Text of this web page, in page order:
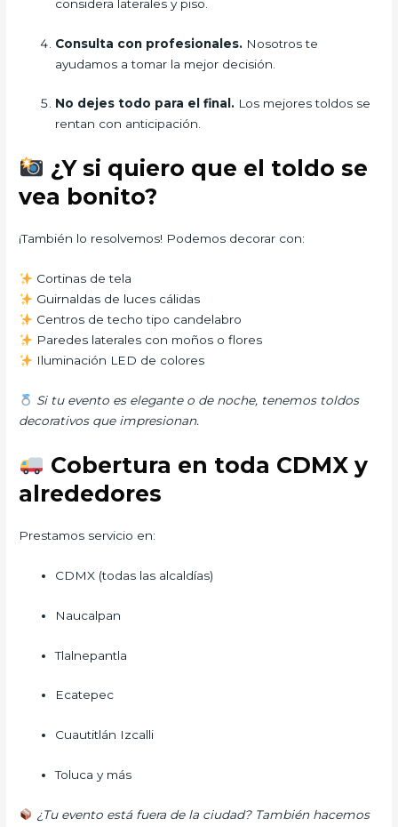
considera laterales y piso.
Consulta con profesionales. Nosotros te
ayudamos a tomar la mejor decisión.
No dejes todo para el final. Los mejores toldos se
rentan con anticipación.
¿Y si quiero que el toldo se
vea bonito?
¡También lo resolvemos! Podemos decorar con:
Cortinas de tela
Guirnaldas de luces cálidas
Centros de techo tipo candelabro
Paredes laterales con moños o flores
Iluminación LED de colores
Si tu evento es elegante o de noche, tenemos toldos
decorativos que impresionan.
Cobertura en toda CDMX y
alrededores
Prestamos servicio en:
CDMX (todas las alcaldías)
Naucalpan
Tlalnepantla
Ecatepec
Cuautitlán Izcalli
Toluca y más
¿Tu evento está fuera de la ciudad? También hacemos